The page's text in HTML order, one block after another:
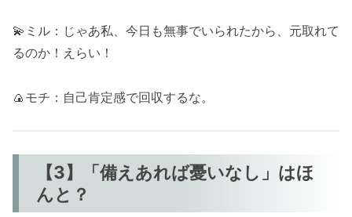
💫ミル：じゃあ私、今日も無事でいられたから、元取れて
るのか！えらい！
🍙モチ：自己肯定感で回収するな。
【3】「備えあれば憂いなし」はほ
んと？